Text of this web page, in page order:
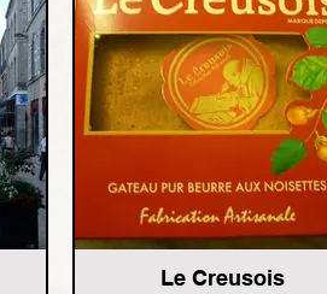
Le Creusois